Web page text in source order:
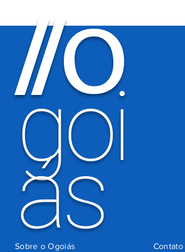
//O
goi
ás Contato
Sobre o Ogoiás